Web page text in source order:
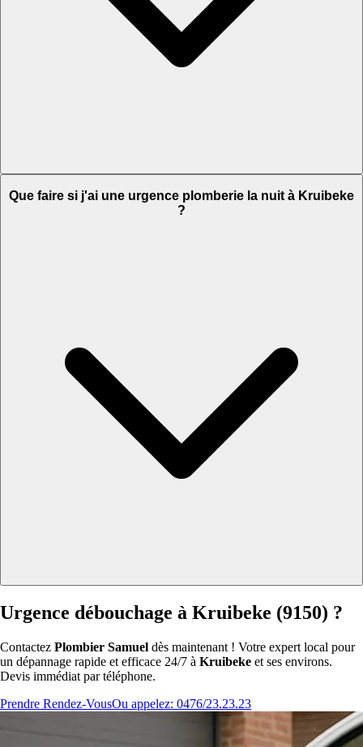
Que faire si j'ai une urgence plomberie la nuit à Kruibeke
?
Urgence débouchage à Kruibeke (9150) ?
Contactez Plombier Samuel dès maintenant ! Votre expert local pour
un dépannage rapide et efficace 24/7 à Kruibeke et ses environs.
Devis immédiat par téléphone.
Prendre Rendez-VousOu appelez: 0476/23.23.23